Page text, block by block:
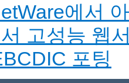
에서
고성능 웹
포팅